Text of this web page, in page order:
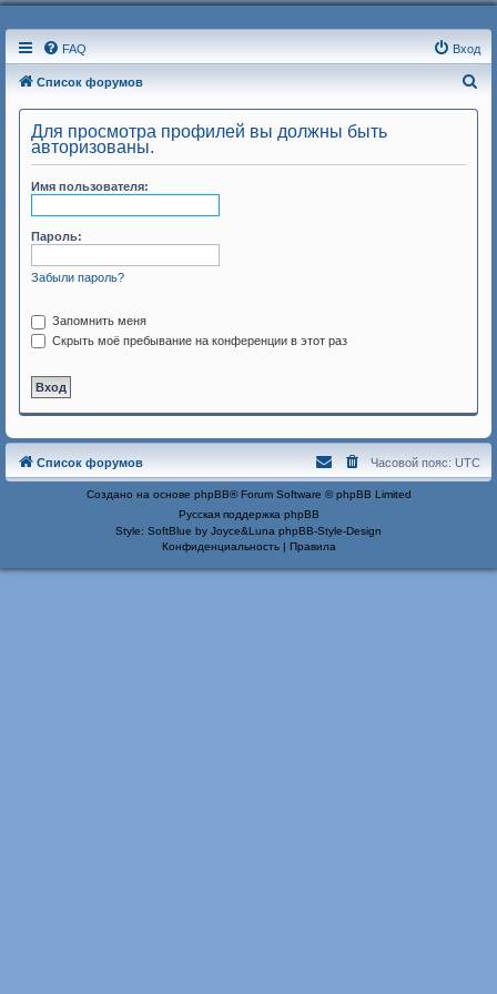
FAQ Вход
Список форумов
Для просмотра профилей вы должны быть
авторизованы.
Имя пользователя:
Пароль:
Забыли пароль?
Запомнить меня
Скрыть моё пребывание на конференции в этот раз
Список форумов Часовой пояс: UTC
Создано на основе phpBB® Forum Software © phpBB Limited
Русская поддержка phpBB
Style: SoftBlue by Joyce&Luna phpBB-Style-Design
Конфиденциальность| Правила